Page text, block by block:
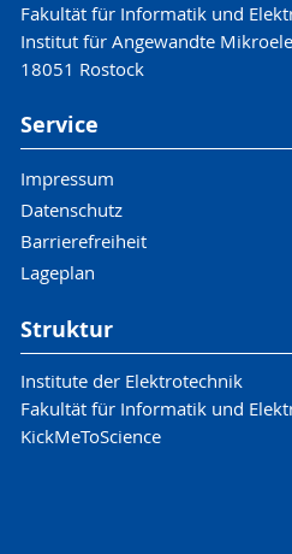
Fakultät für Informatik und
Institut für Angewandte
18051 Rostock
Service
Impressum
Datenschutz
Barrierefreiheit
Lageplan
Struktur
Institute der Elektrotechnik
Fakultät für Informatik und
KickMeToScience